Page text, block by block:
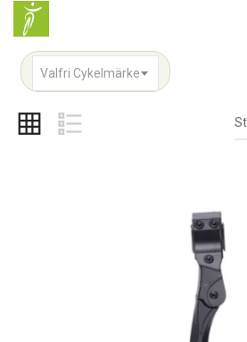
Valfri Cykelmärke